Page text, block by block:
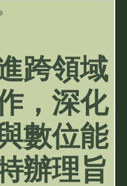
跨領域
，深化
數位能
辦理旨